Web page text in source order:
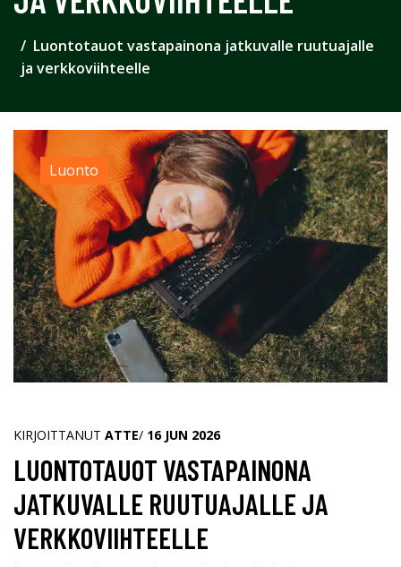
Luontotauot vastapainona jatkuvalle ruutuajalle
ja verkkoviihteelle
Luonto
KIRJOITTANUT ATTE/ 16 JUN 2026
LUONTOTAUOT VASTAPAINONA
JATKUVALLE RUUTUAJALLE JA
VERKKOVIIHTEELLE